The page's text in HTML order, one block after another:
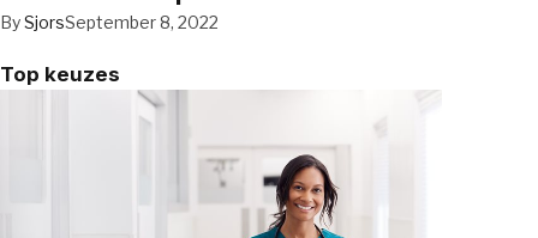
BySjorsSeptember 8, 2022
Top keuzes